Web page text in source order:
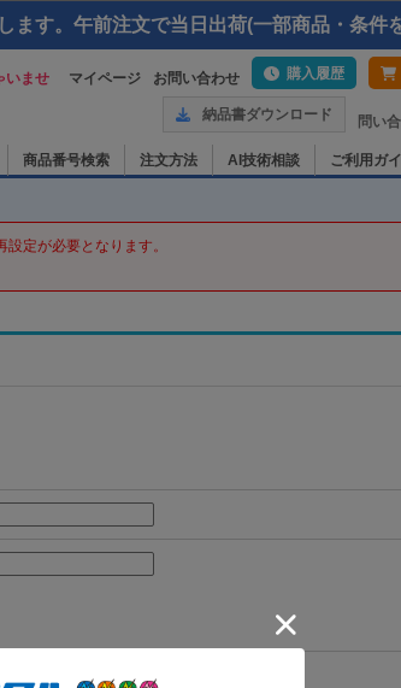
ます。午前注文で当日出荷(一部商品・条件
いませ マイページ お問い合わせ 購入履歴
納品書ダウンロード 問い
商品番号検索 注文方法 AI技術相談 ご利用ガ
定が必要となります。